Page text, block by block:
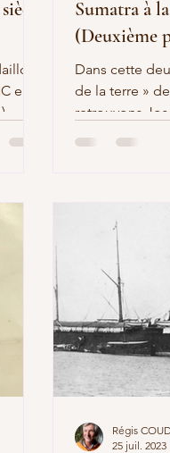
en
Sumatra à
(Deuxième
Dans cette
de la terre »
retrouvons
la rencontre
Régis
25 juil. 2023